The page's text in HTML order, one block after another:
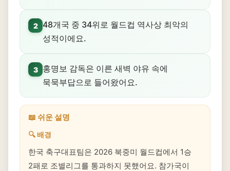
2 48개국 중 34위로 월드컵 역사상 최악의
성적이에요.
3
홍명보 감독은 이른 새벽 야유 속에
묵묵부답으로 들어왔어요.
📖 쉬운 설명
🔍 배경
한국 축구대표팀은 2026 북중미 월드컵에서 1승
2패로 조별리그를 통과하지 못했어요. 참가국이